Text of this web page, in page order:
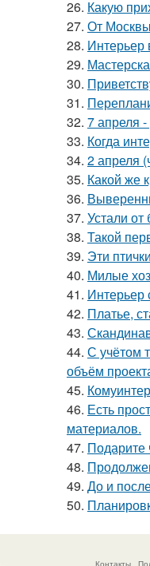
26. Какую
27. От
28. Интерьер
29.
30.
31.
32. 7 апреля -
33. Когда
34. 2 апреля
35. Какой же
36.
37. Устали от
38. Такой
39. Эти
40. Милые
41. Интерьер
42. Платье,
43.
44. С учётом
объём
45.
46. Есть
материалов.
47. Подарите
48.
49. До и
50.
Контакты